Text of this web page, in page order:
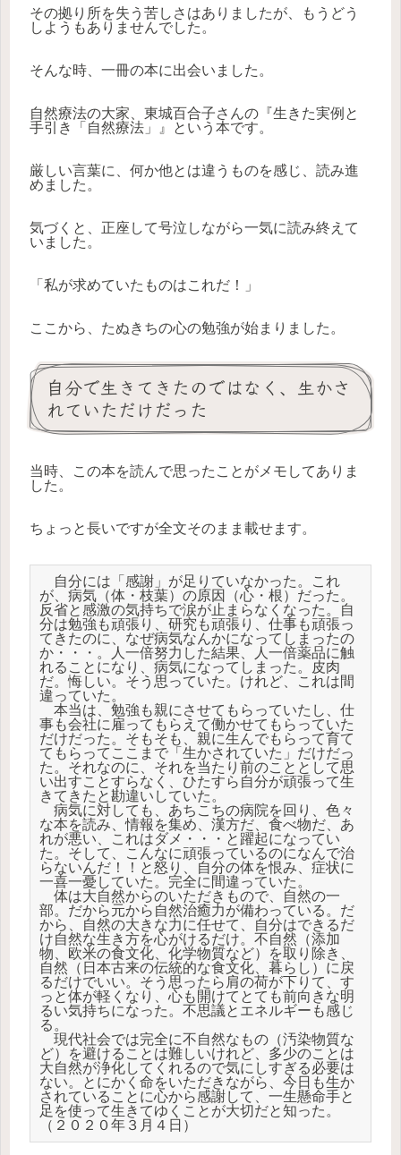
その拠り所を失う苦しさはありましたが、もうどう
しようもありませんでした。
そんな時、一冊の本に出会いました。
自然療法の大家、東城百合子さんの『生きた実例と
手引き「自然療法」』という本です。
厳しい言葉に、何か他とは違うものを感じ、読み進
めました。
気づくと、正座して号泣しながら一気に読み終えて
いました。
「私が求めていたものはこれだ！」
ここから、たぬきちの心の勉強が始まりました。
自分で生きてきたのではなく、生かさ
れていただけだった
当時、この本を読んで思ったことがメモしてありま
した。
ちょっと長いですが全文そのまま載せます。
自分には「感謝」が足りていなかった。これ
が、病気（体・枝葉）の原因（心・根）だった。
反省と感激の気持ちで涙が止まらなくなった。自
分は勉強も頑張り、研究も頑張り、仕事も頑張っ
てきたのに、なぜ病気なんかになってしまったの
か・・・。人一倍努力した結果、人一倍薬品に触
れることになり、病気になってしまった。皮肉
だ。悔しい。そう思っていた。けれど、これは間
違っていた。
本当は、勉強も親にさせてもらっていたし、仕
事も会社に雇ってもらえて働かせてもらっていた
だけだった。そもそも、親に生んでもらって育て
てもらってここまで「生かされていた」だけだっ
た。それなのに、それを当たり前のこととして思
い出すことすらなく、ひたすら自分が頑張って生
きてきたと勘違いしていた。
病気に対しても、あちこちの病院を回り、色々
な本を読み、情報を集め、漢方だ、食べ物だ、あ
れが悪い、これはダメ・・・と躍起になってい
た。そして、こんなに頑張っているのになんで治
らないんだ！！と怒り、自分の体を恨み、症状に
一喜一憂していた。完全に間違っていた。
体は大自然からのいただきもので、自然の一
部。だから元から自然治癒力が備わっている。だ
から、自然の大きな力に任せて、自分はできるだ
け自然な生き方を心がけるだけ。不自然（添加
物、欧米の食文化、化学物質など）を取り除き、
自然（日本古来の伝統的な食文化、暮らし）に戻
るだけでいい。そう思ったら肩の荷が下りて、す
っと体が軽くなり、心も開けてとても前向きな明
るい気持ちになった。不思議とエネルギーも感じ
る。
現代社会では完全に不自然なもの（汚染物質な
ど）を避けることは難しいけれど、多少のことは
大自然が浄化してくれるので気にしすぎる必要は
ない。とにかく命をいただきながら、今日も生か
されていることに心から感謝して、一生懸命手と
足を使って生きてゆくことが大切だと知った。
（２０２０年３月４日）